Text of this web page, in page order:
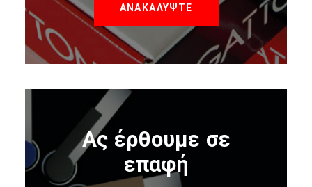
ΑΝΑΚΑΛΥΨΤΕ
Ας έρθουμε σε
επαφή